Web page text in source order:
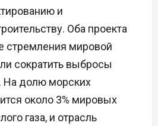
и
Оба проекта
стремления мировой
сократить выбросы
На долю морских
около 3% мировых
газа, и отрасль